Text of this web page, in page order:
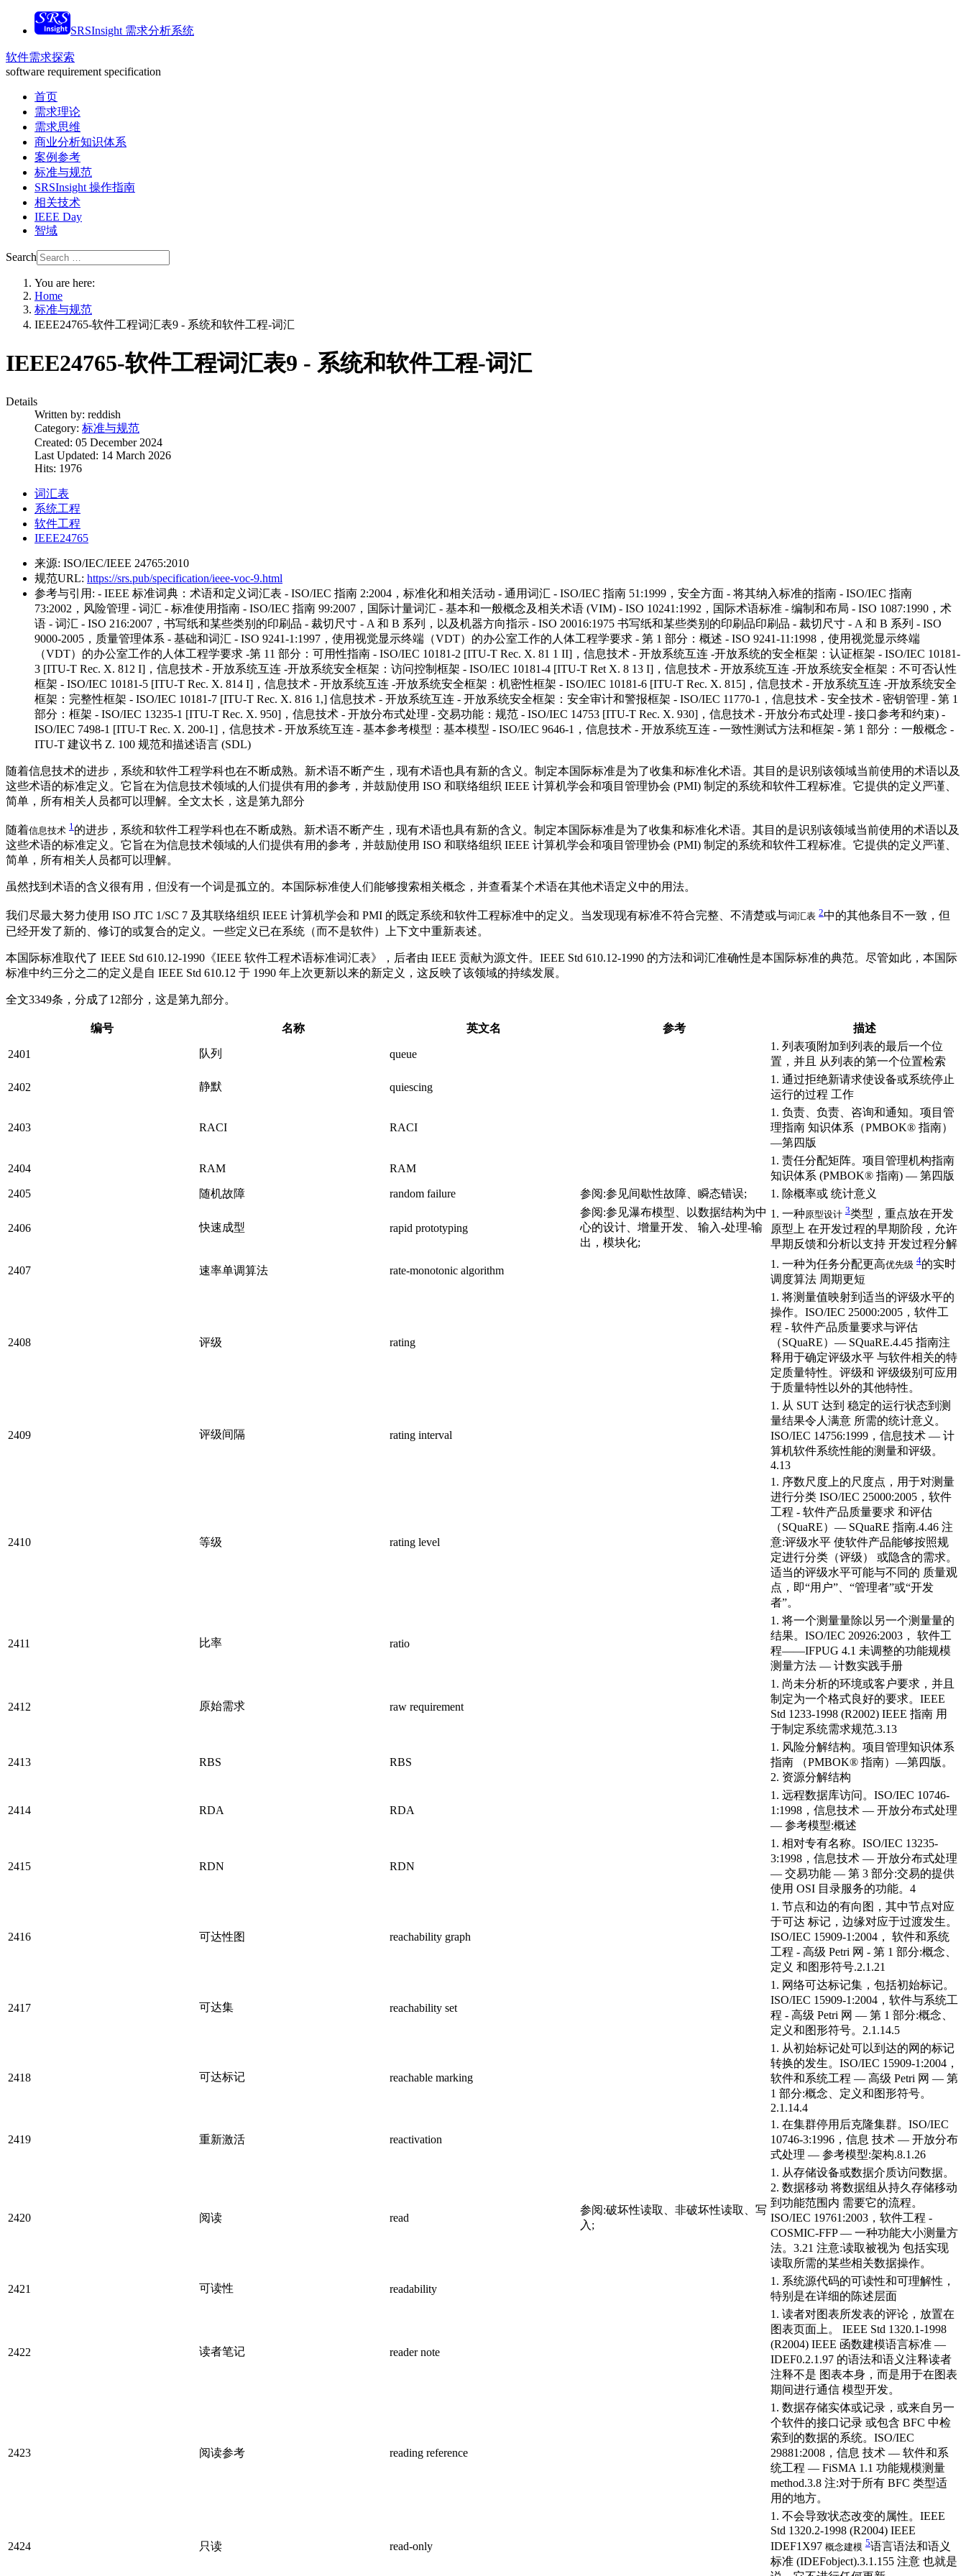
SRSInsight 需求分析系统
软件需求探索
software requirement specification
首页
需求理论
需求思维
商业分析知识体系
案例参考
标准与规范
SRSInsight 操作指南
相关技术
IEEE Day
智域
Search
You are here:
Home
标准与规范
IEEE24765-软件工程词汇表9 - 系统和软件工程-词汇
IEEE24765-软件工程词汇表9 - 系统和软件工程-词汇
Details
Written by: reddish
Category: 标准与规范
Created: 05 December 2024
Last Updated: 14 March 2026
Hits: 1976
词汇表
系统工程
软件工程
IEEE24765
来源: ISO/IEC/IEEE 24765:2010
规范URL: https://srs.pub/specification/ieee-voc-9.html
参考与引用: - IEEE 标准词典：术语和定义词汇表 - ISO/IEC 指南 2:2004，标准化和相关活动 - 通用词汇 - ISO/IEC 指南 51:1999，安全方面 - 将其纳入标准的指南 - ISO/IEC 指南
73:2002，风险管理 - 词汇 - 标准使用指南 - ISO/IEC 指南 99:2007，国际计量词汇 - 基本和一般概念及相关术语 (VIM) - ISO 10241:1992，国际术语标准 - 编制和布局 - ISO 1087:1990，术
语 - 词汇 - ISO 216:2007，书写纸和某些类别的印刷品 - 裁切尺寸 - A 和 B 系列，以及机器方向指示 - ISO 20016:1975 书写纸和某些类别的印刷品印刷品 - 裁切尺寸 - A 和 B 系列 - ISO
9000-2005，质量管理体系 - 基础和词汇 - ISO 9241-1:1997，使用视觉显示终端（VDT）的办公室工作的人体工程学要求 - 第 1 部分：概述 - ISO 9241-11:1998，使用视觉显示终端
（VDT）的办公室工作的人体工程学要求 -第 11 部分：可用性指南 - ISO/IEC 10181-2 [ITU-T Rec. X. 81 1 II]，信息技术 - 开放系统互连 -开放系统的安全框架：认证框架 - ISO/IEC 10181-
3 [ITU-T Rec. X. 812 I]，信息技术 - 开放系统互连 -开放系统安全框架：访问控制框架 - ISO/IEC 10181-4 [ITU-T Ret X. 8 13 I]，信息技术 - 开放系统互连 -开放系统安全框架：不可否认性
框架 - ISO/IEC 10181-5 [ITU-T Rec. X. 814 I]，信息技术 - 开放系统互连 -开放系统安全框架：机密性框架 - ISO/IEC 10181-6 [ITU-T Rec. X. 815]，信息技术 - 开放系统互连 -开放系统安全
框架：完整性框架 - ISO/IEC 10181-7 [ITU-T Rec. X. 816 1,] 信息技术 - 开放系统互连 - 开放系统安全框架：安全审计和警报框架 - ISO/IEC 11770-1，信息技术 - 安全技术 - 密钥管理 - 第 1
部分：框架 - ISO/IEC 13235-1 [ITU-T Rec. X. 950]，信息技术 - 开放分布式处理 - 交易功能：规范 - ISO/IEC 14753 [ITU-T Rec. X. 930]，信息技术 - 开放分布式处理 - 接口参考和约束) -
ISO/IEC 7498-1 [ITU-T Rec. X. 200-1]，信息技术 - 开放系统互连 - 基本参考模型：基本模型 - ISO/IEC 9646-1，信息技术 - 开放系统互连 - 一致性测试方法和框架 - 第 1 部分：一般概念 -
ITU-T 建议书 Z. 100 规范和描述语言 (SDL)
随着信息技术的进步，系统和软件工程学科也在不断成熟。新术语不断产生，现有术语也具有新的含义。制定本国际标准是为了收集和标准化术语。其目的是识别该领域当前使用的术语以及
这些术语的标准定义。它旨在为信息技术领域的人们提供有用的参考，并鼓励使用 ISO 和联络组织 IEEE 计算机学会和项目管理协会 (PMI) 制定的系统和软件工程标准。它提供的定义严谨、
简单，所有相关人员都可以理解。全文太长，这是第九部分
随着信息技术 1 的进步，系统和软件工程学科也在不断成熟。新术语不断产生，现有术语也具有新的含义。制定本国际标准是为了收集和标准化术语。其目的是识别该领域当前使用的术语以及
这些术语的标准定义。它旨在为信息技术领域的人们提供有用的参考，并鼓励使用 ISO 和联络组织 IEEE 计算机学会和项目管理协会 (PMI) 制定的系统和软件工程标准。它提供的定义严谨、
简单，所有相关人员都可以理解。
虽然找到术语的含义很有用，但没有一个词是孤立的。本国际标准使人们能够搜索相关概念，并查看某个术语在其他术语定义中的用法。
我们尽最大努力使用 ISO JTC 1/SC 7 及其联络组织 IEEE 计算机学会和 PMI 的既定系统和软件工程标准中的定义。当发现现有标准不符合完整、不清楚或与词汇表 2中的其他条目不一致，但
已经开发了新的、修订的或复合的定义。一些定义已在系统（而不是软件）上下文中重新表述。
本国际标准取代了 IEEE Std 610.12-1990《IEEE 软件工程术语标准词汇表》，后者由 IEEE 贡献为源文件。IEEE Std 610.12-1990 的方法和词汇准确性是本国际标准的典范。尽管如此，本国际
标准中约三分之二的定义是自 IEEE Std 610.12 于 1990 年上次更新以来的新定义，这反映了该领域的持续发展。
全文3349条，分成了12部分，这是第九部分。
编号 名称 英文名 参考 描述
2401 队列 queue
1. 列表项附加到列表的最后一个位
置，并且 从列表的第一个位置检索
2402 静默 quiescing
1. 通过拒绝新请求使设备或系统停止
运行的过程 工作
2403 RACI RACI
1. 负责、负责、咨询和通知。项目管
理指南 知识体系（PMBOK® 指南）
—第四版
2404 RAM RAM
1. 责任分配矩阵。项目管理机构指南
知识体系 (PMBOK® 指南) — 第四版
2405
随机故障 random failure 参阅:参见间歇性故障、瞬态错误; 1. 除概率或 统计意义
2406 快速成型 rapid prototyping
参阅:参见瀑布模型、以数据结构为中
心的设计、增量开发、 输入-处理-输
出，模块化;
1. 一种 原型设计 3类型，重点放在开发
原型上 在开发过程的早期阶段，允许
早期反馈和分析以支持 开发过程分解
2407 速率单调算法 rate-monotonic algorithm
1. 一种为任务分配更高优先级 4的实时
调度算法 周期更短
2408 评级 rating
1. 将测量值映射到适当的评级水平的
操作。ISO/IEC 25000:2005，软件工
程 - 软件产品质量要求与评估
（SQuaRE）— SQuaRE.4.45 指南注
释用于确定评级水平 与软件相关的特
定质量特性。评级和 评级级别可应用
于质量特性以外的其他特性。
2409 评级间隔 rating interval
1. 从 SUT 达到 稳定的运行状态到测
量结果令人满意 所需的统计意义。
ISO/IEC 14756:1999，信息技术 — 计
算机软件系统性能的测量和评级。
4.13
2410 等级 rating level
1. 序数尺度上的尺度点，用于对测量
进行分类 ISO/IEC 25000:2005，软件
工程 - 软件产品质量要求 和评估
（SQuaRE）— SQuaRE 指南.4.46 注
意:评级水平 使软件产品能够按照规
定进行分类（评级） 或隐含的需求。
适当的评级水平可能与不同的 质量观
点，即“用户”、“管理者”或“开发
者”。
2411 比率 ratio
1. 将一个测量量除以另一个测量量的
结果。ISO/IEC 20926:2003， 软件工
程——IFPUG 4.1 未调整的功能规模
测量方法 — 计数实践手册
2412 原始需求 raw requirement
1. 尚未分析的环境或客户要求，并且
制定为一个格式良好的要求。IEEE
Std 1233-1998 (R2002) IEEE 指南 用
于制定系统需求规范.3.13
2413 RBS RBS
1. 风险分解结构。项目管理知识体系
指南 （PMBOK® 指南）—第四版。
2. 资源分解结构
2414 RDA RDA
1. 远程数据库访问。ISO/IEC 10746-
1:1998，信息技术 — 开放分布式处理
— 参考模型:概述
2415 RDN RDN
1. 相对专有名称。ISO/IEC 13235-
3:1998，信息技术 — 开放分布式处理
— 交易功能 — 第 3 部分:交易的提供
使用 OSI 目录服务的功能。4
2416 可达性图 reachability graph
1. 节点和边的有向图，其中节点对应
于可达 标记，边缘对应于过渡发生。
ISO/IEC 15909-1:2004， 软件和系统
工程 - 高级 Petri 网 - 第 1 部分:概念、
定义 和图形符号.2.1.21
2417 可达集 reachability set
1. 网络可达标记集，包括初始标记。
ISO/IEC 15909-1:2004，软件与系统工
程 - 高级 Petri 网 — 第 1 部分:概念、
定义和图形符号。2.1.14.5
2418 可达标记 reachable marking
1. 从初始标记处可以到达的网的标记
转换的发生。ISO/IEC 15909-1:2004，
软件和系统工程 — 高级 Petri 网 — 第
1 部分:概念、定义和图形符号。
2.1.14.4
2419 重新激活 reactivation
1. 在集群停用后克隆集群。ISO/IEC
10746-3:1996，信息 技术 — 开放分布
式处理 — 参考模型:架构.8.1.26
2420 阅读 read
参阅:破坏性读取、非破坏性读取、写
入;
1. 从存储设备或数据介质访问数据。
2. 数据移动 将数据组从持久存储移动
到功能范围内 需要它的流程。
ISO/IEC 19761:2003，软件工程 -
COSMIC-FFP — 一种功能大小测量方
法。3.21 注意:读取被视为 包括实现
读取所需的某些相关数据操作。
2421 可读性 readability
1. 系统源代码的可读性和可理解性，
特别是在详细的陈述层面
2422 读者笔记 reader note
1. 读者对图表所发表的评论，放置在
图表页面上。 IEEE Std 1320.1-1998
(R2004) IEEE 函数建模语言标准 —
IDEF0.2.1.97 的语法和语义注释读者
注释不是 图表本身，而是用于在图表
期间进行通信 模型开发。
2423 阅读参考 reading reference
1. 数据存储实体或记录，或来自另一
个软件的接口记录 或包含 BFC 中检
索到的数据的系统。ISO/IEC
29881:2008，信息 技术 — 软件和系
统工程 — FiSMA 1.1 功能规模测量
method.3.8 注:对于所有 BFC 类型适
用的地方。
2424 只读 read-only
1. 不会导致状态改变的属性。IEEE
Std 1320.2-1998 (R2004) IEEE
IDEF1X97 概念建模 5语言语法和语义
标准 (IDEFobject).3.1.155 注意 也就是